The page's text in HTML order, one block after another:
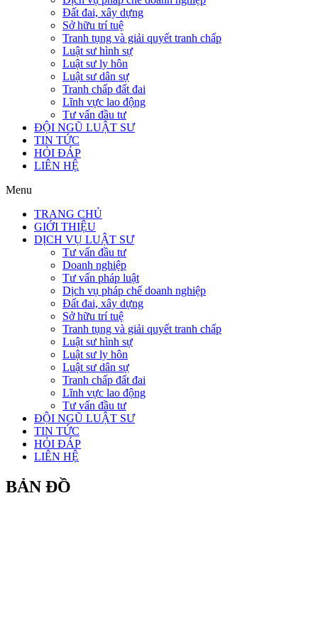
Đất đai, xây dựng
Sở hữu trí tuệ
Tranh tụng và giải quyết tranh chấp
Luật sư hình sự
Luật sư ly hôn
Luật sư dân sự
Tranh chấp đất đai
Lĩnh vực lao động
Tư vấn đầu tư
ĐỘI NGŨ LUẬT SƯ
TIN TỨC
HỎI ĐÁP
LIÊN HỆ
Menu
TRANG CHỦ
GIỚI THIỆU
DỊCH VỤ LUẬT SƯ
Tư vấn đầu tư
Doanh nghiệp
Tư vấn pháp luật
Dịch vụ pháp chế doanh nghiệp
Đất đai, xây dựng
Sở hữu trí tuệ
Tranh tụng và giải quyết tranh chấp
Luật sư hình sự
Luật sư ly hôn
Luật sư dân sự
Tranh chấp đất đai
Lĩnh vực lao động
Tư vấn đầu tư
ĐỘI NGŨ LUẬT SƯ
TIN TỨC
HỎI ĐÁP
LIÊN HỆ
BẢN ĐỒ